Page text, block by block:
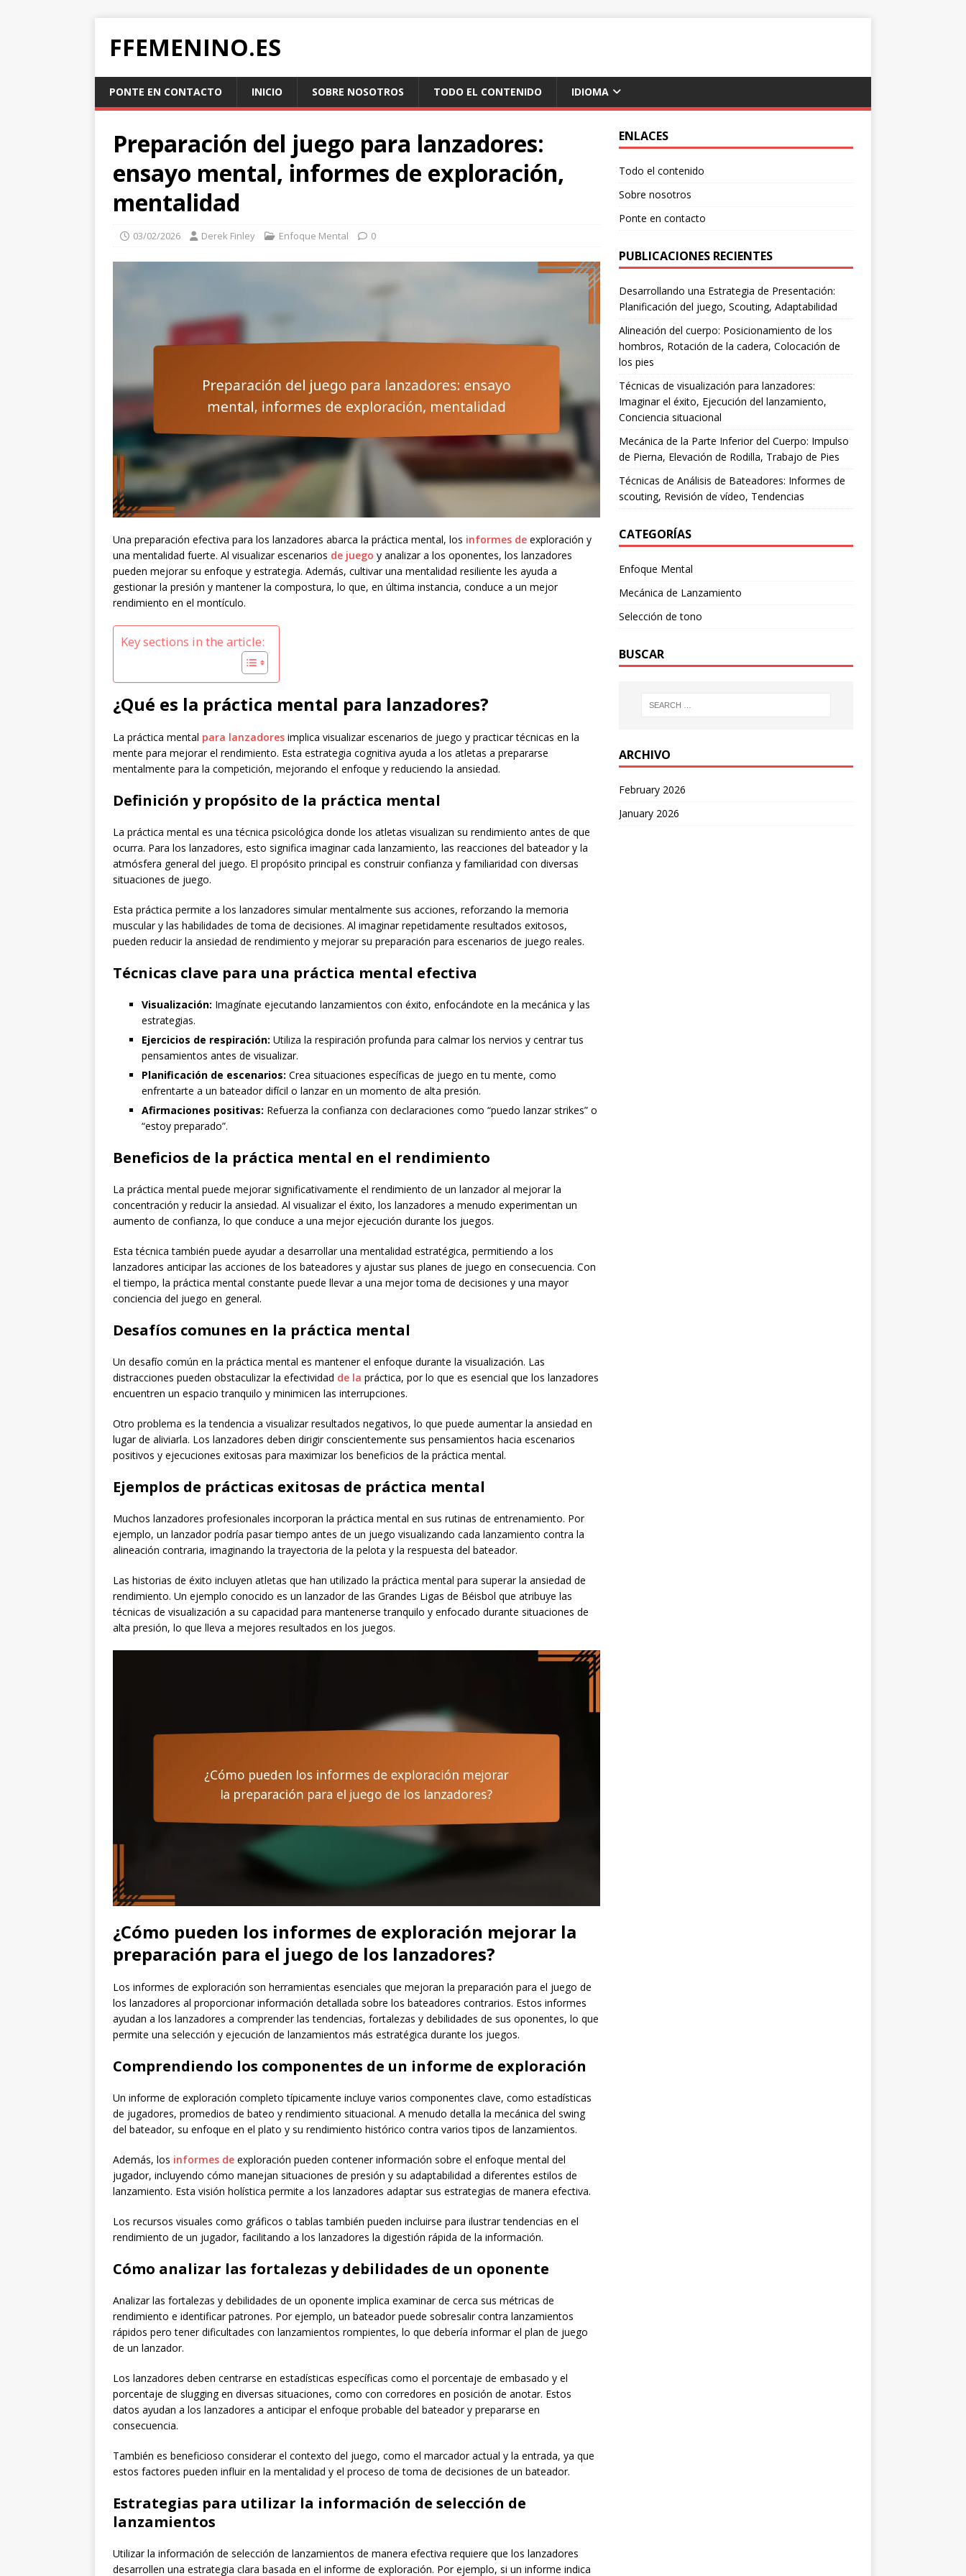
FFEMENINO.ES
PONTE EN CONTACTO INICIO SOBRE NOSOTROS TODO EL CONTENIDO IDIOMA
Preparación del juego para lanzadores:
ensayo mental, informes de exploración,
mentalidad
03/02/2026 Derek Finley Enfoque Mental 0
Una preparación efectiva para los lanzadores abarca la práctica mental, los informes de exploración y
una mentalidad fuerte. Al visualizar escenarios de juego y analizar a los oponentes, los lanzadores
pueden mejorar su enfoque y estrategia. Además, cultivar una mentalidad resiliente les ayuda a
gestionar la presión y mantener la compostura, lo que, en última instancia, conduce a un mejor
rendimiento en el montículo.
Key sections in the article:
¿Qué es la práctica mental para lanzadores?
La práctica mental para lanzadores implica visualizar escenarios de juego y practicar técnicas en la
mente para mejorar el rendimiento. Esta estrategia cognitiva ayuda a los atletas a prepararse
mentalmente para la competición, mejorando el enfoque y reduciendo la ansiedad.
Definición y propósito de la práctica mental
La práctica mental es una técnica psicológica donde los atletas visualizan su rendimiento antes de que
ocurra. Para los lanzadores, esto significa imaginar cada lanzamiento, las reacciones del bateador y la
atmósfera general del juego. El propósito principal es construir confianza y familiaridad con diversas
situaciones de juego.
Esta práctica permite a los lanzadores simular mentalmente sus acciones, reforzando la memoria
muscular y las habilidades de toma de decisiones. Al imaginar repetidamente resultados exitosos,
pueden reducir la ansiedad de rendimiento y mejorar su preparación para escenarios de juego reales.
Técnicas clave para una práctica mental efectiva
Visualización: Imagínate ejecutando lanzamientos con éxito, enfocándote en la mecánica y las
estrategias.
Ejercicios de respiración: Utiliza la respiración profunda para calmar los nervios y centrar tus
pensamientos antes de visualizar.
Planificación de escenarios: Crea situaciones específicas de juego en tu mente, como
enfrentarte a un bateador difícil o lanzar en un momento de alta presión.
Afirmaciones positivas: Refuerza la confianza con declaraciones como “puedo lanzar strikes” o
“estoy preparado”.
Beneficios de la práctica mental en el rendimiento
La práctica mental puede mejorar significativamente el rendimiento de un lanzador al mejorar la
concentración y reducir la ansiedad. Al visualizar el éxito, los lanzadores a menudo experimentan un
aumento de confianza, lo que conduce a una mejor ejecución durante los juegos.
Esta técnica también puede ayudar a desarrollar una mentalidad estratégica, permitiendo a los
lanzadores anticipar las acciones de los bateadores y ajustar sus planes de juego en consecuencia. Con
el tiempo, la práctica mental constante puede llevar a una mejor toma de decisiones y una mayor
conciencia del juego en general.
Desafíos comunes en la práctica mental
Un desafío común en la práctica mental es mantener el enfoque durante la visualización. Las
distracciones pueden obstaculizar la efectividad de la práctica, por lo que es esencial que los lanzadores
encuentren un espacio tranquilo y minimicen las interrupciones.
Otro problema es la tendencia a visualizar resultados negativos, lo que puede aumentar la ansiedad en
lugar de aliviarla. Los lanzadores deben dirigir conscientemente sus pensamientos hacia escenarios
positivos y ejecuciones exitosas para maximizar los beneficios de la práctica mental.
Ejemplos de prácticas exitosas de práctica mental
Muchos lanzadores profesionales incorporan la práctica mental en sus rutinas de entrenamiento. Por
ejemplo, un lanzador podría pasar tiempo antes de un juego visualizando cada lanzamiento contra la
alineación contraria, imaginando la trayectoria de la pelota y la respuesta del bateador.
Las historias de éxito incluyen atletas que han utilizado la práctica mental para superar la ansiedad de
rendimiento. Un ejemplo conocido es un lanzador de las Grandes Ligas de Béisbol que atribuye las
técnicas de visualización a su capacidad para mantenerse tranquilo y enfocado durante situaciones de
alta presión, lo que lleva a mejores resultados en los juegos.
¿Cómo pueden los informes de exploración mejorar la
preparación para el juego de los lanzadores?
Los informes de exploración son herramientas esenciales que mejoran la preparación para el juego de
los lanzadores al proporcionar información detallada sobre los bateadores contrarios. Estos informes
ayudan a los lanzadores a comprender las tendencias, fortalezas y debilidades de sus oponentes, lo que
permite una selección y ejecución de lanzamientos más estratégica durante los juegos.
Comprendiendo los componentes de un informe de exploración
Un informe de exploración completo típicamente incluye varios componentes clave, como estadísticas
de jugadores, promedios de bateo y rendimiento situacional. A menudo detalla la mecánica del swing
del bateador, su enfoque en el plato y su rendimiento histórico contra varios tipos de lanzamientos.
Además, los informes de exploración pueden contener información sobre el enfoque mental del
jugador, incluyendo cómo manejan situaciones de presión y su adaptabilidad a diferentes estilos de
lanzamiento. Esta visión holística permite a los lanzadores adaptar sus estrategias de manera efectiva.
Los recursos visuales como gráficos o tablas también pueden incluirse para ilustrar tendencias en el
rendimiento de un jugador, facilitando a los lanzadores la digestión rápida de la información.
Cómo analizar las fortalezas y debilidades de un oponente
Analizar las fortalezas y debilidades de un oponente implica examinar de cerca sus métricas de
rendimiento e identificar patrones. Por ejemplo, un bateador puede sobresalir contra lanzamientos
rápidos pero tener dificultades con lanzamientos rompientes, lo que debería informar el plan de juego
de un lanzador.
Los lanzadores deben centrarse en estadísticas específicas como el porcentaje de embasado y el
porcentaje de slugging en diversas situaciones, como con corredores en posición de anotar. Estos
datos ayudan a los lanzadores a anticipar el enfoque probable del bateador y prepararse en
consecuencia.
También es beneficioso considerar el contexto del juego, como el marcador actual y la entrada, ya que
estos factores pueden influir en la mentalidad y el proceso de toma de decisiones de un bateador.
Estrategias para utilizar la información de selección de
lanzamientos
Utilizar la información de selección de lanzamientos de manera efectiva requiere que los lanzadores
desarrollen una estrategia clara basada en el informe de exploración. Por ejemplo, si un informe indica
ENLACES
Todo el contenido
Sobre nosotros
Ponte en contacto
PUBLICACIONES RECIENTES
Desarrollando una Estrategia de Presentación:
Planificación del juego, Scouting, Adaptabilidad
Alineación del cuerpo: Posicionamiento de los
hombros, Rotación de la cadera, Colocación de
los pies
Técnicas de visualización para lanzadores:
Imaginar el éxito, Ejecución del lanzamiento,
Conciencia situacional
Mecánica de la Parte Inferior del Cuerpo: Impulso
de Pierna, Elevación de Rodilla, Trabajo de Pies
Técnicas de Análisis de Bateadores: Informes de
scouting, Revisión de vídeo, Tendencias
CATEGORÍAS
Enfoque Mental
Mecánica de Lanzamiento
Selección de tono
BUSCAR
ARCHIVO
February 2026
January 2026